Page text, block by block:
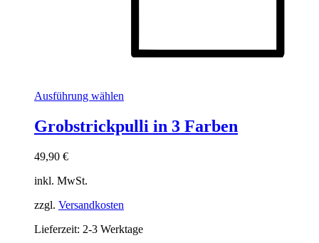
Ausführung wählen
weist
mehrere
auf
der
Produktseite
Grobstrickpulli in 3 Farben
49,90 €
inkl. MwSt.
zzgl. Versandkosten
Lieferzeit: 2-3 Werktage